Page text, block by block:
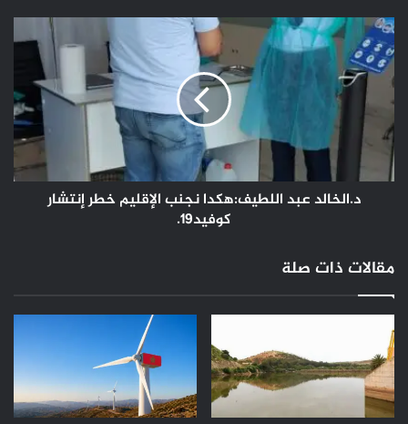
د.الخالد
عبد
اللطيف:هكدا
نجنب
الإقليم
خطر
إنتشار
كوفيد19.
د.الخالد عبد اللطيف:هكدا نجنب الإقليم خطر إنتشار
كوفيد19.
مقالات ذات صلة